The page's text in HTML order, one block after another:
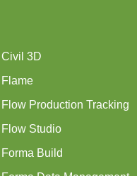
Civil 3D
Flame
Flow Production Tracking
Flow Studio
Forma Build